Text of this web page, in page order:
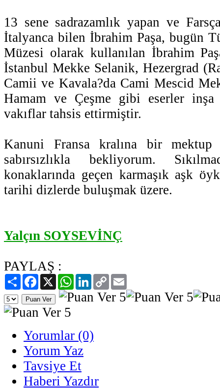
13 sene sadrazamlık yapan ve
İtalyanca bilen İbrahim Paşa, bugün
Müzesi olarak kullanılan İbrahim
İstanbul Mekke Selanik, Hezergrad
Camii ve Kavala?da Cami Mescid
Hamam ve Çeşme gibi eserler
vakıflar tahsis ettirmiştir.
Kanuni Fransa kralına bir
sabırsızlıkla bekliyorum.
konaklarında geçen karmaşık aşk
tarihi dizlerde buluşmak üzere.
Yalçın SOYSEVİNÇ
PAYLAŞ :
PaylaşFacebook
X WhatsAppLinkedIn
Copy
Link
Yorumlar (0)
Yorum Yaz
Tavsiye Et
Haberi Yazdır